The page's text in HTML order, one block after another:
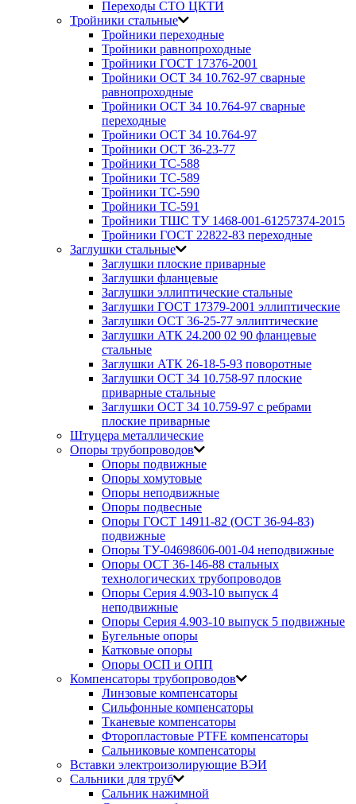
Переходы СТО ЦКТИ
Тройники стальные
Тройники переходные
Тройники равнопроходные
Тройники ГОСТ 17376-2001
Тройники ОСТ 34 10.762-97 сварные
равнопроходные
Тройники ОСТ 34 10.764-97 сварные
переходные
Тройники ОСТ 34 10.764-97
Тройники ОСТ 36-23-77
Тройники ТС-588
Тройники ТС-589
Тройники ТС-590
Тройники ТС-591
Тройники ТШС ТУ 1468-001-61257374-2015
Тройники ГОСТ 22822-83 переходные
Заглушки стальные
Заглушки плоские приварные
Заглушки фланцевые
Заглушки эллиптические стальные
Заглушки ГОСТ 17379-2001 эллиптические
Заглушки ОСТ 36-25-77 эллиптические
Заглушки АТК 24.200 02 90 фланцевые
стальные
Заглушки АТК 26-18-5-93 поворотные
Заглушки ОСТ 34 10.758-97 плоские
приварные стальные
Заглушки ОСТ 34 10.759-97 с ребрами
плоские приварные
Штуцера металлические
Опоры трубопроводов
Опоры подвижные
Опоры хомутовые
Опоры неподвижные
Опоры подвесные
Опоры ГОСТ 14911-82 (ОСТ 36-94-83)
подвижные
Опоры ТУ-04698606-001-04 неподвижные
Опоры ОСТ 36-146-88 стальных
технологических трубопроводов
Опоры Серия 4.903-10 выпуск 4
неподвижные
Опоры Серия 4.903-10 выпуск 5 подвижные
Бугельные опоры
Катковые опоры
Опоры ОСП и ОПП
Компенсаторы трубопроводов
Линзовые компенсаторы
Сильфонные компенсаторы
Тканевые компенсаторы
Фторопластовые PTFE компенсаторы
Сальниковые компенсаторы
Вставки электроизолирующие ВЭИ
Сальники для труб
Сальник нажимной